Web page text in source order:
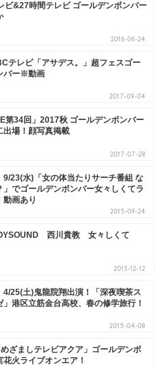
ビ&27時間テレビ ゴールデンボンバー
2016-06-24
テレビ「アサデス。」超フェスゴー
バー※動画
2017-09-04
第34回」2017秋 ゴールデンボンバー
出場！顔写真掲載
2017-07-28
9/23(水)「女の体当たりサーチ番組 な
」でゴールデンボンバー女々しくてラ
動画あり
2015-09-24
西川貴教 女々しくて
2013-12-12
4/25(土)鬼龍院翔出演！「深夜喫茶ス
」港区立筋金台高校、春の修学旅行！
2015-04-08
ざましテレビアクア」ゴールデンボ
花火ライブオンエア！